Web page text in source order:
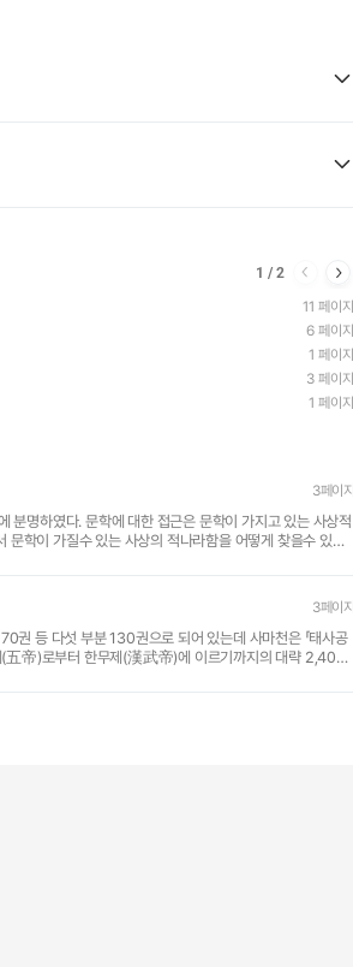
1 / 2
11 페이지
6 페이지
1 페이지
3 페이지
1 페이지
3페이지
학이 가질수 있는 사상의 적나라함을 어떻게 찾을수 있을
3페이지
70권 등 다섯 부분 130권으로 되어 있는데 사마천은 「태사공